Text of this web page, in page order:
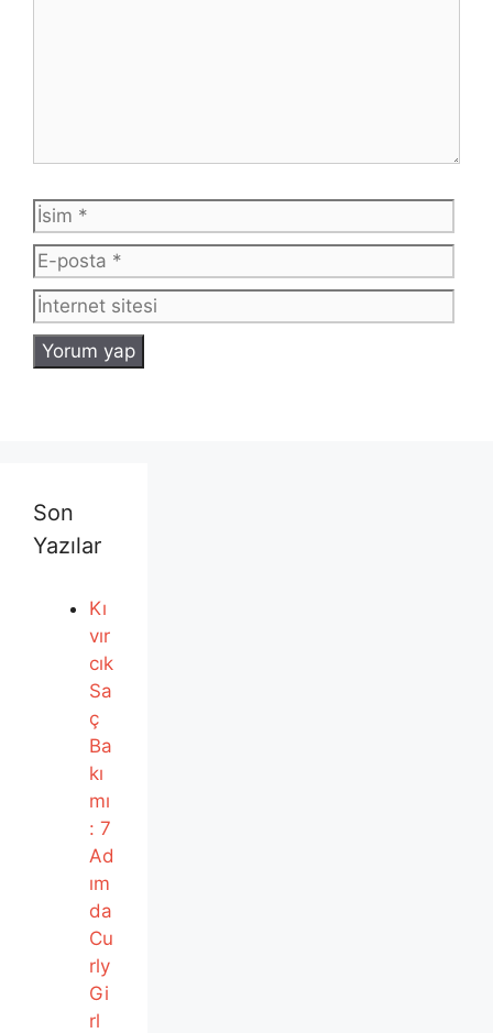
İsim
Son
Yazılar
Kı
vır
cık
Sa
ç
Ba
kı
mı
: 7
Ad
ım
da
Cu
rly
Gi
rl